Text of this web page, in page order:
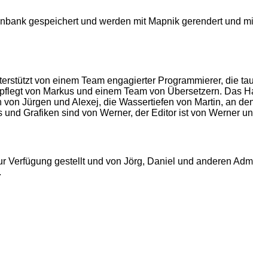
gespeichert und werden mit Mapnik gerendert und
von einem Team engagierter Programmierer, die
von Markus und einem Team von Übersetzern. Das
Jürgen und Alexej, die Wassertiefen von Martin, an
Grafiken sind von Werner, der Editor ist von Werner
Verfügung gestellt und von Jörg, Daniel und anderen